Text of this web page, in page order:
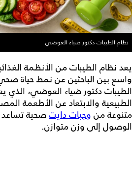
نظام الطيبات دكتور ضياء العوضي
يعد نظام الطيباتمن الأنظمة
واسع بين الباحثين عن نمط حياة
الطيبات دكتور ضياء العوضي، الذي
الطبيعية والابتعاد عن الأطعمة
متنوعة من وجبات دايتصحية تساعد
الوصول إلى وزن متوازن.